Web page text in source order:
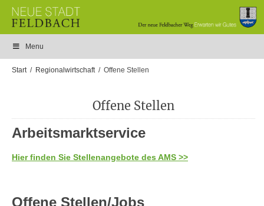
Menu
Start Regionalwirtschaft Offene Stellen
Offene Stellen
Arbeitsmarktservice
Hier finden Sie Stellenangebote des AMS >>
Offene Stellen/Jobs